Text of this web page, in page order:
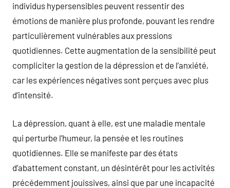
individus hypersensibles peuvent ressentir des
émotions de manière plus profonde, pouvant les rendre
particulièrement vulnérables aux pressions
quotidiennes. Cette augmentation de la sensibilité peut
compliciter la gestion de la dépression et de l’anxiété,
car les expériences négatives sont perçues avec plus
d’intensité.
La dépression, quant à elle, est une maladie mentale
qui perturbe l’humeur, la pensée et les routines
quotidiennes. Elle se manifeste par des états
d’abattement constant, un désintérêt pour les activités
précédemment jouissives, ainsi que par une incapacité